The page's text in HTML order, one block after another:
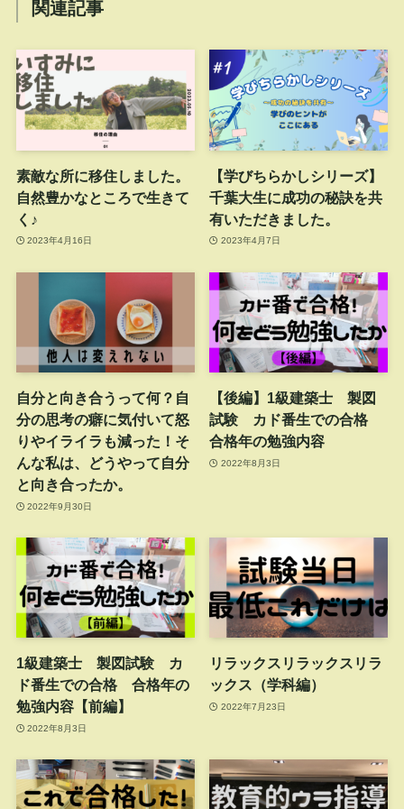
関連記事
素敵な所に移住しました。
自然豊かなところで生きて
く♪
2023年4月16日
【学びちらかしシリーズ】
千葉大生に成功の秘訣を共
有いただきました。
2023年4月7日
自分と向き合うって何？自
分の思考の癖に気付いて怒
りやイライラも減った！そ
んな私は、どうやって自分
と向き合ったか。
2022年9月30日
【後編】1級建築士 製図
試験 カド番生での合格
合格年の勉強内容
2022年8月3日
1級建築士 製図試験 カ
ド番生での合格 合格年の
勉強内容【前編】
2022年8月3日
リラックスリラックスリラ
ックス（学科編）
2022年7月23日